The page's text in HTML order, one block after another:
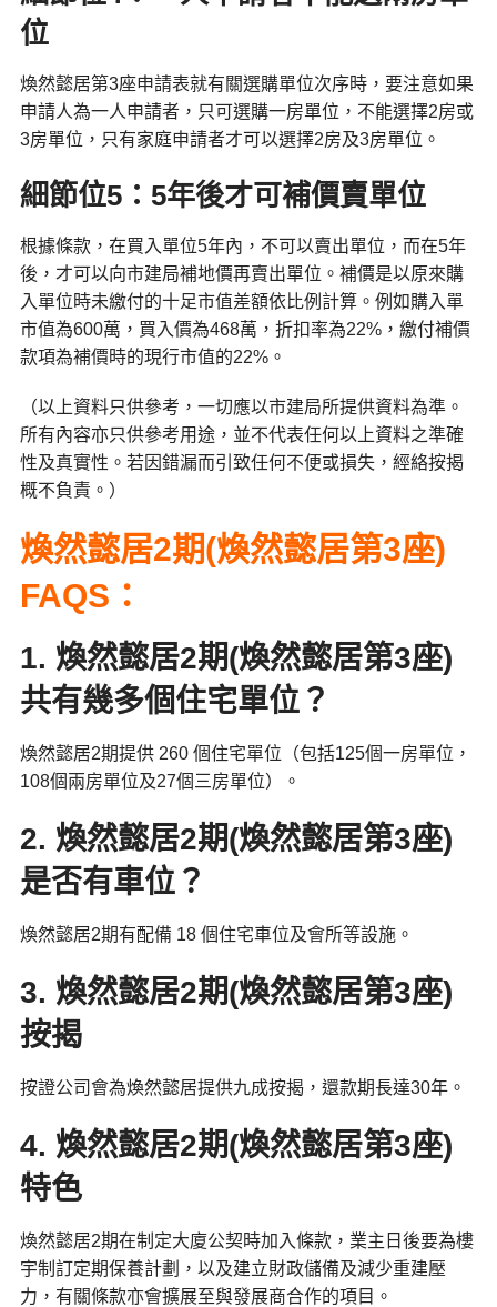
位
煥然懿居第3座申請表就有關選購單位次序時，要注意如果
申請人為一人申請者，只可選購一房單位，不能選擇2房或
3房單位，只有家庭申請者才可以選擇2房及3房單位。
細節位5：5年後才可補價賣單位
根據條款，在買入單位5年內，不可以賣出單位，而在5年
後，才可以向市建局補地價再賣出單位。補價是以原來購
入單位時未繳付的十足市值差額依比例計算。例如購入單
市值為600萬，買入價為468萬，折扣率為22%，繳付補價
款項為補價時的現行市值的22%。
（以上資料只供參考，一切應以市建局所提供資料為準。
所有內容亦只供參考用途，並不代表任何以上資料之準確
性及真實性。若因錯漏而引致任何不便或損失，經絡按揭
概不負責。）
煥然懿居2期(煥然懿居第3座)
FAQS：
1. 煥然懿居2期(煥然懿居第3座)
共有幾多個住宅單位？
煥然懿居2期提供 260 個住宅單位（包括125個一房單位，
108個兩房單位及27個三房單位）。
2. 煥然懿居2期(煥然懿居第3座)
是否有車位？
煥然懿居2期有配備 18 個住宅車位及會所等設施。
3. 煥然懿居2期(煥然懿居第3座)
按揭
按證公司會為煥然懿居提供九成按揭，還款期長達30年。
4. 煥然懿居2期(煥然懿居第3座)
特色
煥然懿居2期在制定大廈公契時加入條款，業主日後要為樓
宇制訂定期保養計劃，以及建立財政儲備及減少重建壓
力，有關條款亦會擴展至與發展商合作的項目。